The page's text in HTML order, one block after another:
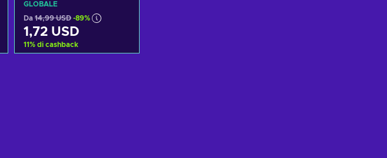
GLOBALE
Da 14,99 USD -89%
1,72 USD
11% di cashback